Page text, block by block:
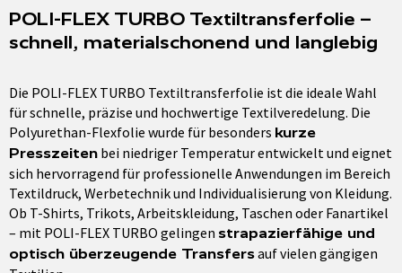
POLI-FLEX TURBO Textiltransferfolie –
schnell, materialschonend und langlebig
Die POLI-FLEX TURBO Textiltransferfolie ist die ideale Wahl
für schnelle, präzise und hochwertige Textilveredelung. Die
Polyurethan-Flexfolie wurde für besonders kurze
Presszeiten bei niedriger Temperatur entwickelt und eignet
sich hervorragend für professionelle Anwendungen im Bereich
Textildruck, Werbetechnik und Individualisierung von Kleidung.
Ob T-Shirts, Trikots, Arbeitskleidung, Taschen oder Fanartikel
– mit POLI-FLEX TURBO gelingen strapazierfähige und
optisch überzeugende Transfersauf vielen gängigen